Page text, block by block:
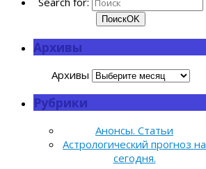
ПоискOK
Архивы
Архивы
Рубрики
Анонсы. Статьи
Астрологический прогноз на
сегодня.